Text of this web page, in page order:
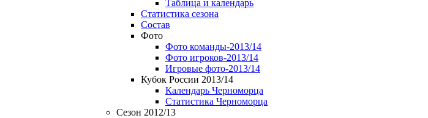
Таблица и календарь
Статистика сезона
Состав
Фото
Фото команды-2013/14
Фото игроков-2013/14
Игровые фото-2013/14
Кубок России 2013/14
Календарь Черноморца
Статистика Черноморца
Сезон 2012/13